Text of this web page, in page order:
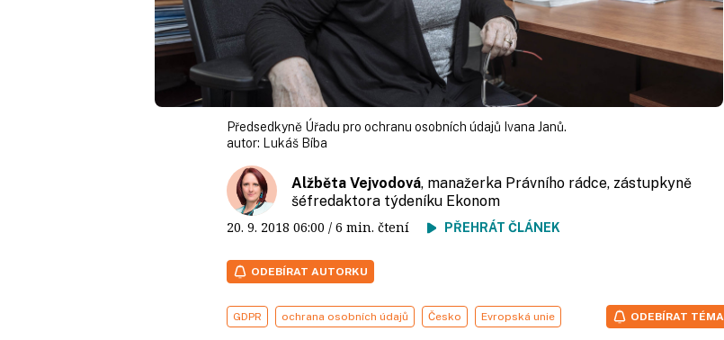
Předsedkyně Úřadu pro ochranu osobních údajů Ivana Janů.
autor: Lukáš Bíba
Alžběta Vejvodová, manažerka Právního rádce, zástupkyně
šéfredaktora týdeníku Ekonom
20. 9. 2018 06:00 / 6 min. čtení PŘEHRÁT ČLÁNEK
ODEBÍRAT AUTORKU
GDPR ochrana osobních údajů Česko Evropská unie ODEBÍRAT TÉMA